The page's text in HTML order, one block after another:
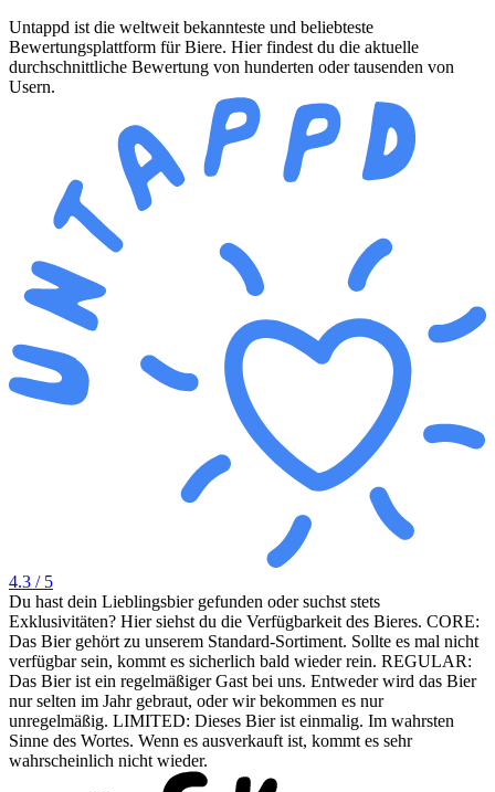
Untappd ist die weltweit bekannteste und beliebteste
Bewertungsplattform für Biere. Hier findest du die aktuelle
durchschnittliche Bewertung von hunderten oder tausenden von
Usern.
4.3 / 5
Du hast dein Lieblingsbier gefunden oder suchst stets
Exklusivitäten? Hier siehst du die Verfügbarkeit des Bieres. CORE:
Das Bier gehört zu unserem Standard-Sortiment. Sollte es mal nicht
verfügbar sein, kommt es sicherlich bald wieder rein. REGULAR:
Das Bier ist ein regelmäßiger Gast bei uns. Entweder wird das Bier
nur selten im Jahr gebraut, oder wir bekommen es nur
unregelmäßig. LIMITED: Dieses Bier ist einmalig. Im wahrsten
Sinne des Wortes. Wenn es ausverkauft ist, kommt es sehr
wahrscheinlich nicht wieder.